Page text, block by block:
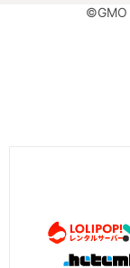
©GMO